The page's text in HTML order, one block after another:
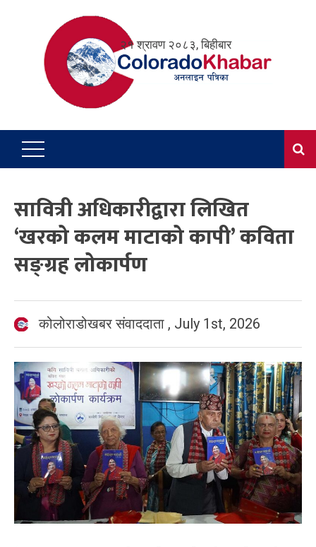
२१ श्रावण २०८३, बिहीबार
सावित्री अधिकारीद्वारा लिखित
‘खरको कलम माटाको कापी’ कविता
सङ्ग्रह लोकार्पण
कोलोराडोखबर संवाददाता , July 1st, 2026